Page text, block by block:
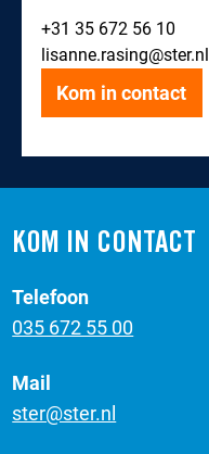
+31 35 672 56 10
lisanne.rasing@ster.nl
Kom in contact
KOM IN CONTACT
Telefoon
035 672 55 00
Mail
ster@ster.nl